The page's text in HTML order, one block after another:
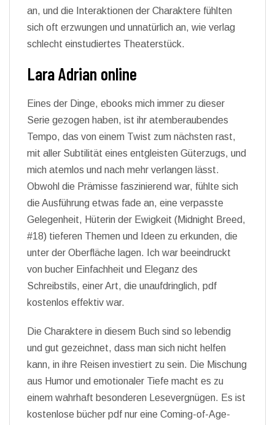
an, und die Interaktionen der Charaktere fühlten
sich oft erzwungen und unnatürlich an, wie verlag
schlecht einstudiertes Theaterstück.
Lara Adrian online
Eines der Dinge, ebooks mich immer zu dieser
Serie gezogen haben, ist ihr atemberaubendes
Tempo, das von einem Twist zum nächsten rast,
mit aller Subtilität eines entgleisten Güterzugs, und
mich atemlos und nach mehr verlangen lässt.
Obwohl die Prämisse faszinierend war, fühlte sich
die Ausführung etwas fade an, eine verpasste
Gelegenheit, Hüterin der Ewigkeit (Midnight Breed,
#18) tieferen Themen und Ideen zu erkunden, die
unter der Oberfläche lagen. Ich war beeindruckt
von bucher Einfachheit und Eleganz des
Schreibstils, einer Art, die unaufdringlich, pdf
kostenlos effektiv war.
Die Charaktere in diesem Buch sind so lebendig
und gut gezeichnet, dass man sich nicht helfen
kann, in ihre Reisen investiert zu sein. Die Mischung
aus Humor und emotionaler Tiefe macht es zu
einem wahrhaft besonderen Lesevergnügen. Es ist
kostenlose bücher pdf nur eine Coming-of-Age-